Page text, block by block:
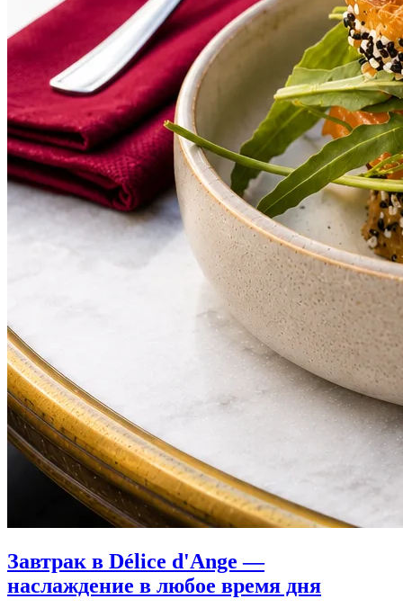
Завтрак в Délice d'Ange —
наслаждение в любое время дня